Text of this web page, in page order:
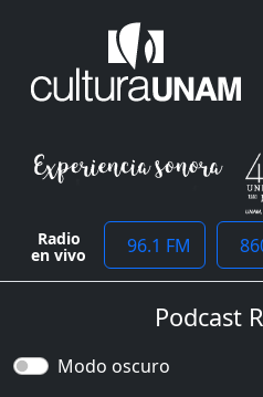
Radio
en vivo 96.1 FM
Podcast
Modo oscuro